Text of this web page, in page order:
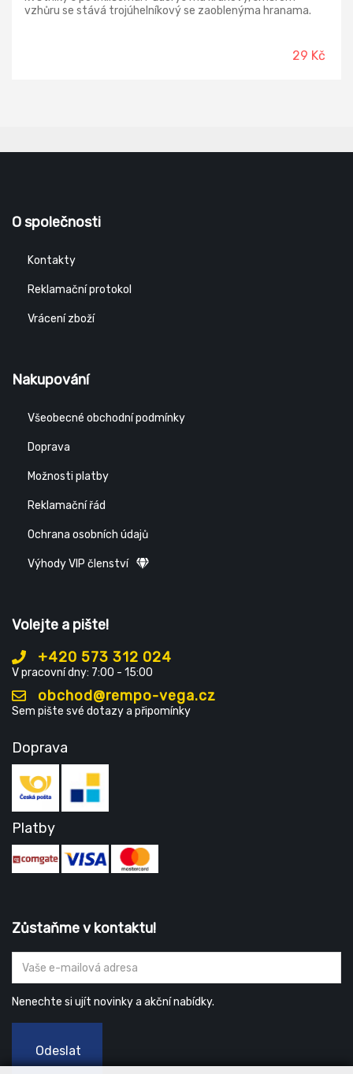
vzhůru se stává trojúhelníkový se zaoblenýma hranama.
29 Kč
O společnosti
Kontakty
Reklamační protokol
Vrácení zboží
Nakupování
Všeobecné obchodní podmínky
Doprava
Možnosti platby
Reklamační řád
Ochrana osobních údajů
Výhody VIP členství
Volejte a pište!
+420 573 312 024
V pracovní dny: 7:00 - 15:00
obchod@rempo-vega.cz
Sem pište své dotazy a připomínky
Doprava
Platby
Zůstaňme v kontaktu!
Nenechte si ujít novinky a akční nabídky.
Odeslat